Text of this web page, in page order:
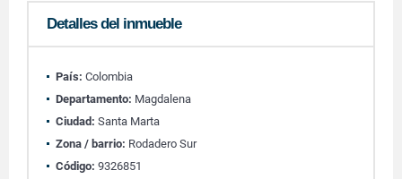
Detalles del inmueble
País: Colombia
Departamento: Magdalena
Ciudad: Santa Marta
Zona / barrio: Rodadero Sur
Código: 9326851